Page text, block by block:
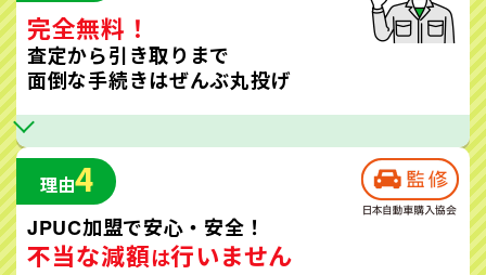
完全無料！
査定から引き取りまで
面倒な手続きはぜんぶ丸投げ
理由4
JPUC加盟で安心・安全！
不当な減額は行いません